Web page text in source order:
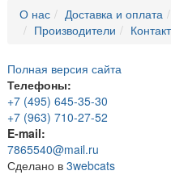
О нас Доставка и оплата
Производители
Полная версия сайта
Телефоны:
+7 (495) 645-35-30
+7 (963) 710-27-52
E-mail:
7865540@mail.ru
Сделано в 3webcats